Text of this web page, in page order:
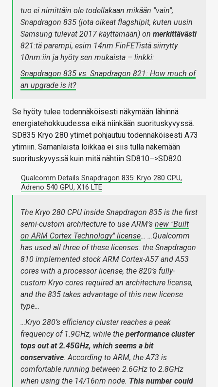
tuo ei nimittäin ole todellakaan mikään "vain";
Snapdragon 835 (jota oikeat flagshipit, kuten uusin
Samsung tulevat 2017 käyttämään) on merkittävästi
821:tä parempi, esim 14nm FinFETistä siirrytty
10nm:iin ja hyöty sen mukaista – linkki:
Snapdragon 835 vs. Snapdragon 821: How much of
an upgrade is it?
Se hyöty tulee todennäköisesti näkymään lähinnä
energiatehokkuudessa eikä niinkään suorituskyvyssä.
SD835 Kryo 280 ytimet pohjautuu todennäköisesti A73
ytimiin. Samanlaista loikkaa ei siis tulla näkemään
suorituskyvyssä kuin mitä nähtiin SD810–>SD820.
Qualcomm Details Snapdragon 835: Kryo 280 CPU,
Adreno 540 GPU, X16 LTE
The Kryo 280 CPU inside Snapdragon 835 is the first
semi-custom architecture to use ARM’s new "Built
on ARM Cortex Technology" license… …Qualcomm
has used all three of these licenses: the Snapdragon
810 implemented stock ARM Cortex-A57 and A53
cores with a processor license, the 820’s fully-
custom Kryo cores required an architecture license,
and the 835 takes advantage of this new license
type…
…Kryo 280’s efficiency cluster reaches a peak
frequency of 1.9GHz, while the performance cluster
tops out at 2.45GHz, which seems a bit
conservative. According to ARM, the A73 is
comfortable running between 2.6GHz to 2.8GHz
when using the 14/16nm node. This number could